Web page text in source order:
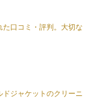
た口コミ・評判。大切な
ドジャケットのクリーニ